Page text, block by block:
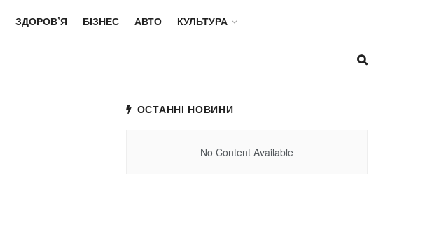
ЗДОРОВ’Я БІЗНЕС АВТО КУЛЬТУРА
ОСТАННІ НОВИНИ
No Content Available